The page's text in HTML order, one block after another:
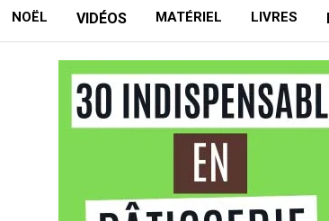
NOËL VIDÉOS MATÉRIEL LIVRES